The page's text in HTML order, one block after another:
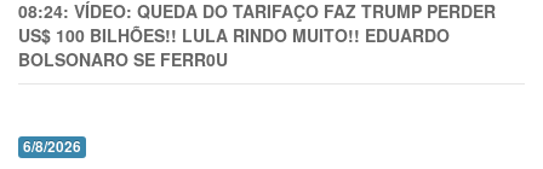
08:24: VÍDEO: QUEDA DO TARIFAÇO FAZ TRUMP PERDER
US$ 100 BILHÕES!! LULA RINDO MUITO!! EDUARDO
BOLSONARO SE FERR0U
6/8/2026